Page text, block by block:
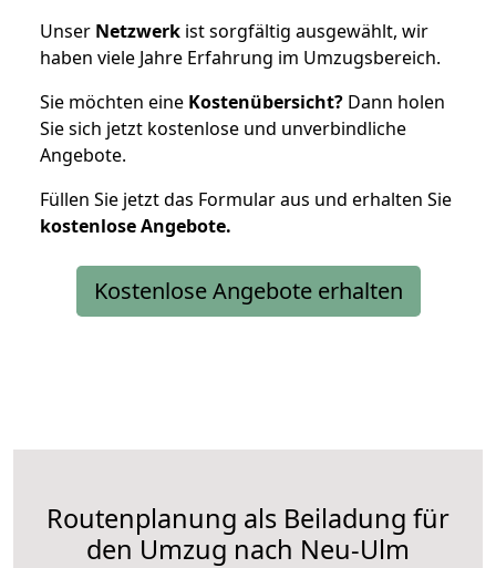
Unser Netzwerk ist sorgfältig ausgewählt, wir
haben viele Jahre Erfahrung im Umzugsbereich.
Sie möchten eine Kostenübersicht? Dann holen
Sie sich jetzt kostenlose und unverbindliche
Angebote.
Füllen Sie jetzt das Formular aus und erhalten Sie
kostenloseAngebote.
Kostenlose Angebote erhalten
Routenplanung als Beiladung für
den Umzug nach Neu-Ulm